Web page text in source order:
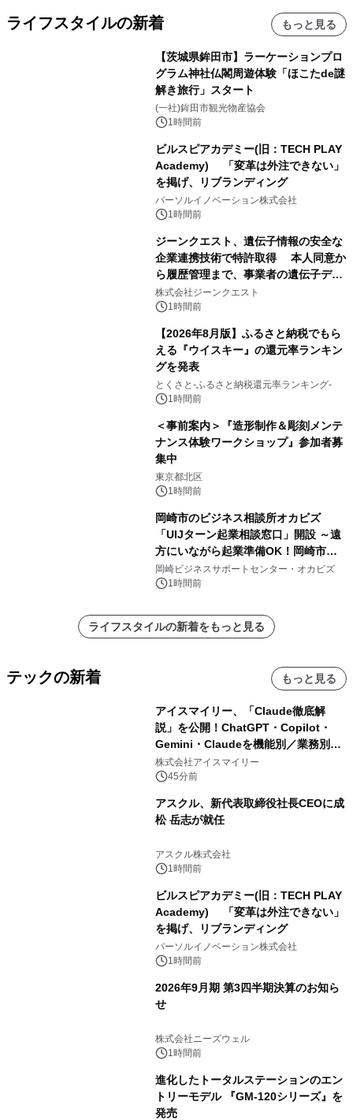
ライフスタイルの新着 もっと見る
【茨城県鉾田市】ラーケーションプロ
グラム神社仏閣周遊体験「ほこたde謎
解き旅行」スタート
(一社)鉾田市観光物産協会
1時間前
ビルスピアカデミー(旧：TECH PLAY
Academy) 「変革は外注できない」
を掲げ、リブランディング
パーソルイノベーション株式会社
1時間前
ジーンクエスト、遺伝子情報の安全な
企業連携技術で特許取得 本人同意か
ら履歴管理まで、事業者の遺伝子デー
タ活用を支援
株式会社ジーンクエスト
1時間前
【2026年8月版】ふるさと納税でもら
える『ウイスキー』の還元率ランキン
グを発表
とくさと-ふるさと納税還元率ランキング-
1時間前
＜事前案内＞『造形制作＆彫刻メンテ
ナンス体験ワークショップ』参加者募
集中
東京都北区
1時間前
岡崎市のビジネス相談所オカビズ
「UIJターン起業相談窓口」開設 ～遠
方にいながら起業準備OK！岡崎市を
挑戦者があつまるまちに～
岡崎ビジネスサポートセンター・オカビズ
1時間前
ライフスタイルの新着をもっと見る
テックの新着 もっと見る
アイスマイリー、「Claude徹底解
説」を公開！ChatGPT・Copilot・
Gemini・Claudeを機能別／業務別に
比較―自社に合う生成AIの選び方がわ
かる実践ガイド
株式会社アイスマイリー
45分前
アスクル、新代表取締役社長CEOに成
松 岳志が就任
アスクル株式会社
1時間前
ビルスピアカデミー(旧：TECH PLAY
Academy) 「変革は外注できない」
を掲げ、リブランディング
パーソルイノベーション株式会社
1時間前
2026年9月期 第3四半期決算のお知ら
せ
株式会社ニーズウェル
1時間前
進化したトータルステーションのエン
トリーモデル 『GM-120シリーズ』を
発売